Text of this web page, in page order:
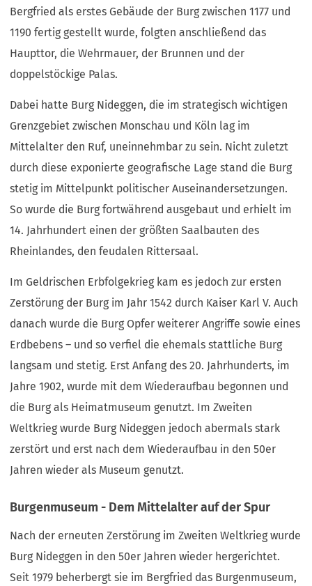
Bergfried als erstes Gebäude der Burg zwischen 1177 und
1190 fertig gestellt wurde, folgten anschließend das
Haupttor, die Wehrmauer, der Brunnen und der
doppelstöckige Palas.
Dabei hatte Burg Nideggen, die im strategisch wichtigen
Grenzgebiet zwischen Monschau und Köln lag im
Mittelalter den Ruf, uneinnehmbar zu sein. Nicht zuletzt
durch diese exponierte geografische Lage stand die Burg
stetig im Mittelpunkt politischer Auseinandersetzungen.
So wurde die Burg fortwährend ausgebaut und erhielt im
14. Jahrhundert einen der größten Saalbauten des
Rheinlandes, den feudalen Rittersaal.
Im Geldrischen Erbfolgekrieg kam es jedoch zur ersten
Zerstörung der Burg im Jahr 1542 durch Kaiser Karl V. Auch
danach wurde die Burg Opfer weiterer Angriffe sowie eines
Erdbebens – und so verfiel die ehemals stattliche Burg
langsam und stetig. Erst Anfang des 20. Jahrhunderts, im
Jahre 1902, wurde mit dem Wiederaufbau begonnen und
die Burg als Heimatmuseum genutzt. Im Zweiten
Weltkrieg wurde Burg Nideggen jedoch abermals stark
zerstört und erst nach dem Wiederaufbau in den 50er
Jahren wieder als Museum genutzt.
Burgenmuseum - Dem Mittelalter auf der Spur
Nach der erneuten Zerstörung im Zweiten Weltkrieg wurde
Burg Nideggen in den 50er Jahren wieder hergerichtet.
Seit 1979 beherbergt sie im Bergfried das Burgenmuseum,